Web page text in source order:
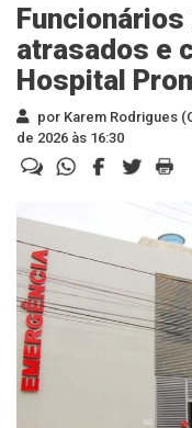
atrasados e
Hospital
por Karem Rodrigues
de 2026 às 16:30